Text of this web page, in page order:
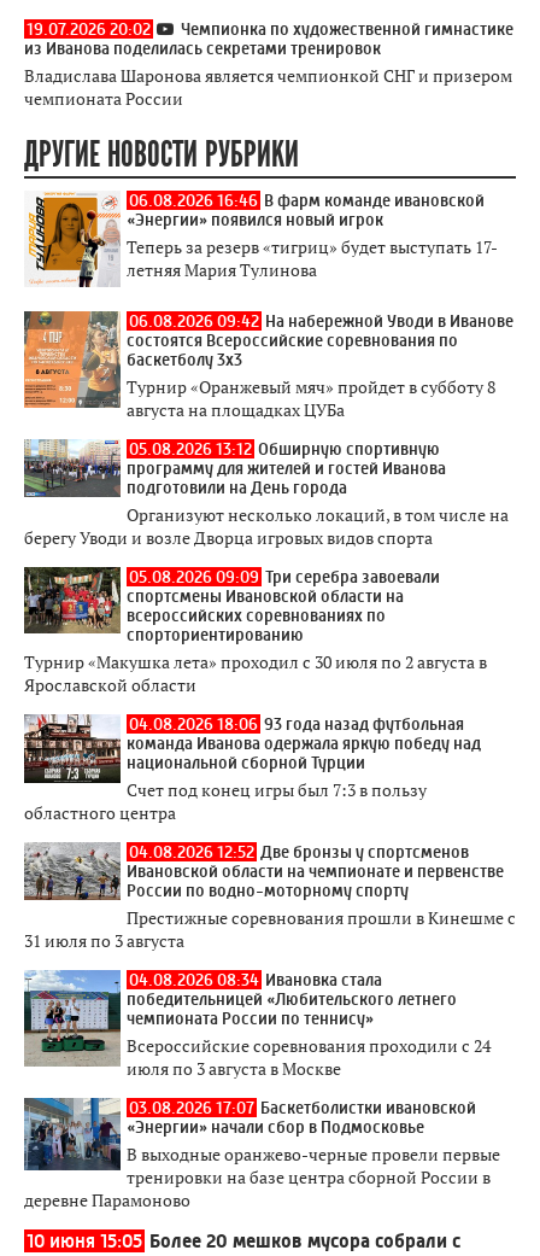
19.07.2026 20:02
Чемпионка по художественной гимнастике
из Иванова поделилась секретами тренировок
Владислава Шаронова является чемпионкой СНГ и призером
чемпионата России
ДРУГИЕ НОВОСТИ РУБРИКИ
06.08.2026 16:46 В фарм команде ивановской
«Энергии» появился новый игрок
Теперь за резерв «тигриц» будет выступать 17-
летняя Мария Тулинова
06.08.2026 09:42 На набережной Уводи в Иванове
состоятся Всероссийские соревнования по
баскетболу 3x3
Турнир «Оранжевый мяч» пройдет в субботу 8
августа на площадках ЦУБа
05.08.2026 13:12 Обширную спортивную
программу для жителей и гостей Иванова
подготовили на День города
Организуют несколько локаций, в том числе на
берегу Уводи и возле Дворца игровых видов спорта
05.08.2026 09:09 Три серебра завоевали
спортсмены Ивановской области на
всероссийских соревнованиях по
спорториентированию
Турнир «Макушка лета» проходил с 30 июля по 2 августа в
Ярославской области
04.08.2026 18:06 93 года назад футбольная
команда Иванова одержала яркую победу над
национальной сборной Турции
Счет под конец игры был 7:3 в пользу
областного центра
04.08.2026 12:52 Две бронзы у спортсменов
Ивановской области на чемпионате и первенстве
России по водно-моторному спорту
Престижные соревнования прошли в Кинешме с
31 июля по 3 августа
04.08.2026 08:34 Ивановка стала
победительницей «Любительского летнего
чемпионата России по теннису»
Всероссийские соревнования проходили с 24
июля по 3 августа в Москве
03.08.2026 17:07 Баскетболистки ивановской
«Энергии» начали сбор в Подмосковье
В выходные оранжево-черные провели первые
тренировки на базе центра сборной России в
деревне Парамоново
10 июня 15:05 Более 20 мешков мусора собрали с